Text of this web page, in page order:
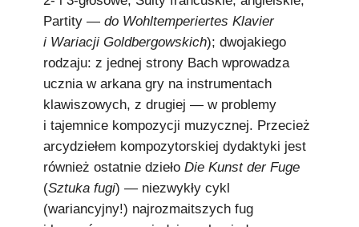
Partity — do Wohltemperiertes Klavier
i Wariacji Goldbergowskich); dwojakiego
rodzaju: z jednej strony Bach wprowadza
ucznia w arkana gry na instrumentach
klawiszowych, z drugiej — w problemy
i tajemnice kompozycji muzycznej. Przecież
arcydziełem kompozytorskiej dydaktyki jest
również ostatnie dzieło Die Kunst der Fuge
(Sztuka fugi) — niezwykły cykl
(wariancyjny!) najrozmaitszych fug